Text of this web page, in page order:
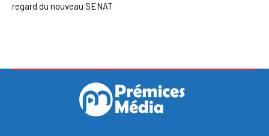
regard du nouveau SENAT